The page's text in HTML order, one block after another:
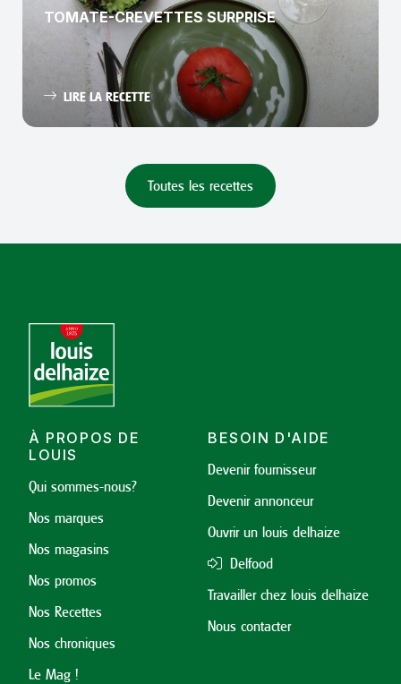
TOMATE-CREVETTES SURPRISE
LIRE LA RECETTE
Toutes les recettes
À PROPOS DE
LOUIS
Qui sommes-nous?
Nos marques
Nos magasins
Nos promos
Nos Recettes
Nos chroniques
Le Mag !
BESOIN D'AIDE
Devenir fournisseur
Devenir annonceur
Ouvrir un louis delhaize
Delfood
Travailler chez louis delhaize
Nous contacter